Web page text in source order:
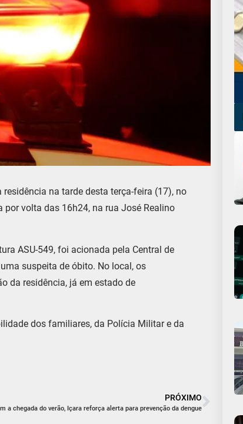
na tarde desta terça-feira (17), no
por volta das 16h24, na rua José Realino
ASU-549, foi acionada pela Central de
suspeita de óbito. No local, os
da residência, já em estado de
dos familiares, da Polícia Militar e da
PRÓXIMO
a chegada do verão, Içara reforça alerta para prevenção da dengue